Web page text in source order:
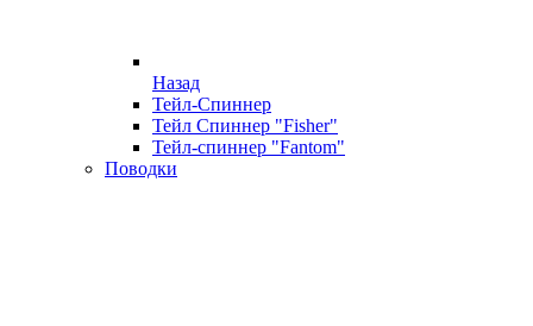
Назад
Тейл-Спиннер
Тейл Спиннер "Fisher"
Тейл-спиннер "Fantom"
Поводки